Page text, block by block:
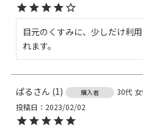
目元のくすみに、少しだけ利
れます。
ぱる 1 購入者 30代
投稿日
2023/02/02